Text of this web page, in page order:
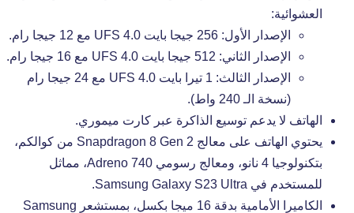
العشوائية:
الإصدار الأول: 256 جيجا بايت UFS 4.0 مع 12 جيجا رام.
الإصدار الثاني: 512 جيجا بايت UFS 4.0 مع 16 جيجا رام.
الإصدار الثالث: 1 تيرا بايت UFS 4.0 مع 24 جيجا رام
(نسخة الـ 240 واط).
الهاتف لا يدعم توسيع الذاكرة عبر كارت ميموري.
يحتوي الهاتف على معالج Snapdragon 8 Gen 2 من كوالكم،
بتكنولوجيا 4 نانو، ومعالج رسومي Adreno 740، مماثل
للمستخدم في Samsung Galaxy S23 Ultra.
الكاميرا الأمامية بدقة 16 ميجا بكسل، بمستشعر Samsung